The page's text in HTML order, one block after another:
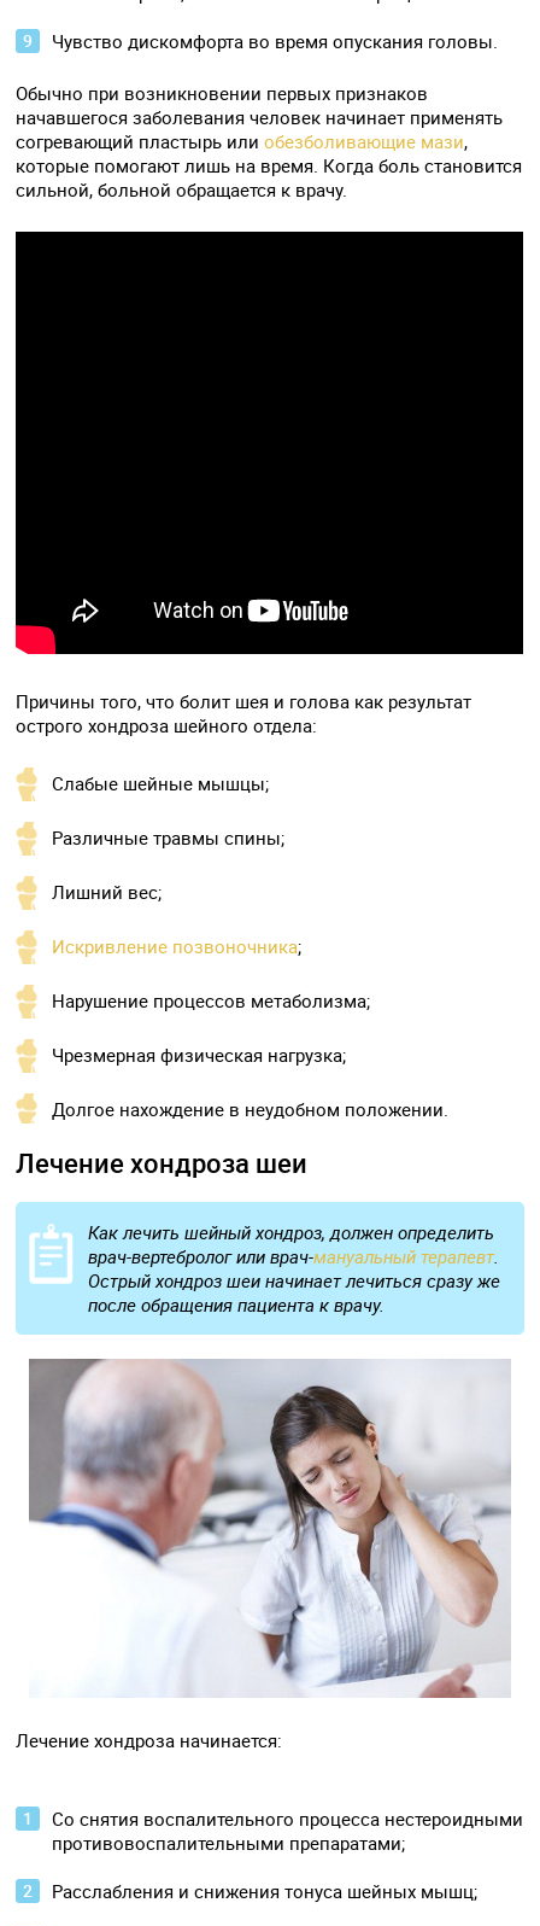
Чувство дискомфорта во время опускания головы.
Обычно при возникновении первых признаков
начавшегося заболевания человек начинает применять
согревающий пластырь илиобезболивающие мази,
которые помогают лишь на время. Когда боль становится
сильной, больной обращается к врачу.
Причины того, что болит шея и голова как результат
острого хондроза шейного отдела:
Слабые шейные мышцы;
Различные травмы спины;
Лишний вес;
Искривление позвоночника;
Нарушение процессов метаболизма;
Чрезмерная физическая нагрузка;
Долгое нахождение в неудобном положении.
Лечение хондроза шеи
Как лечить шейный хондроз, должен определить
врач-вертебролог или врач-мануальный терапевт.
Острый хондроз шеи начинает лечиться сразу же
после обращения пациента к врачу.
Лечение хондроза начинается:
Со снятия воспалительного процесса нестероидными
противовоспалительными препаратами;
Расслабления и снижения тонуса шейных мышц;